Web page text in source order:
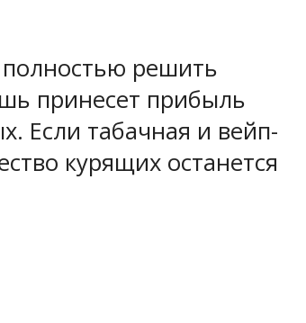
решить
принесет прибыль
Если табачная и вейп-
курящих останется